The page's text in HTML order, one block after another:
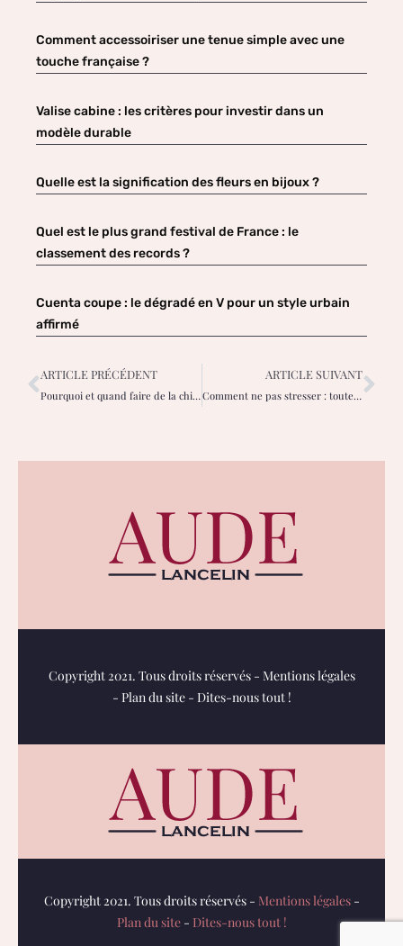
Comment accessoiriser une tenue simple avec une
touche française ?
Valise cabine : les critères pour investir dans un
modèle durable
Quelle est la signification des fleurs en bijoux ?
Quel est le plus grand festival de France : le
classement des records ?
Cuenta coupe : le dégradé en V pour un style urbain
affirmé
ARTICLE PRÉCÉDENT
Pourquoi et quand faire de la chirurgie esthétique ?
ARTICLE SUIVANT
Comment ne pas stresser : toutes nos techniques !
Copyright 2021. Tous droits réservés - Mentions légales
- Plan du site- Dites-nous tout !
Copyright 2021. Tous droits réservés - Mentions légales-
Plan du site- Dites-nous tout !